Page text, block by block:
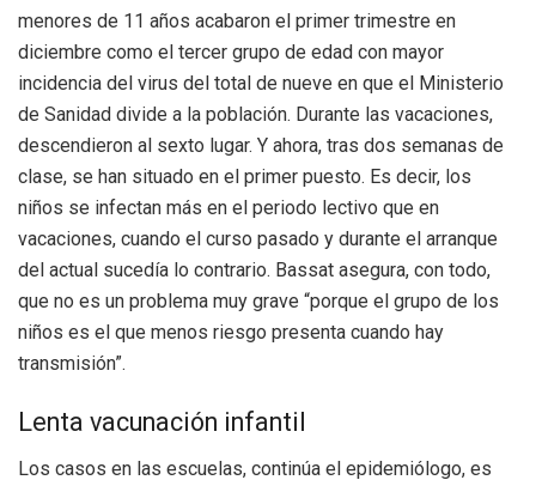
menores de 11 años acabaron el primer trimestre en
diciembre como el tercer grupo de edad con mayor
incidencia del virus del total de nueve en que el Ministerio
de Sanidad divide a la población. Durante las vacaciones,
descendieron al sexto lugar. Y ahora, tras dos semanas de
clase, se han situado en el primer puesto. Es decir, los
niños se infectan más en el periodo lectivo que en
vacaciones, cuando el curso pasado y durante el arranque
del actual sucedía lo contrario. Bassat asegura, con todo,
que no es un problema muy grave “porque el grupo de los
niños es el que menos riesgo presenta cuando hay
transmisión”.
Lenta vacunación infantil
Los casos en las escuelas, continúa el epidemiólogo, es